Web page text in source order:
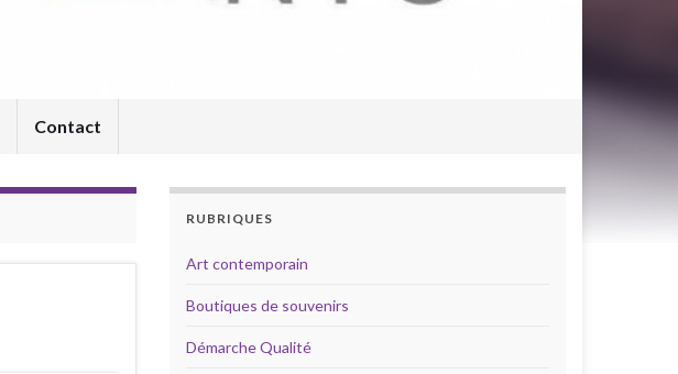
Contact
RUBRIQUES
Art contemporain
Boutiques de souvenirs
Démarche Qualité